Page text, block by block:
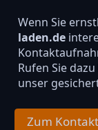
Wenn Sie
laden.de
Rufen Sie
unser
Zum